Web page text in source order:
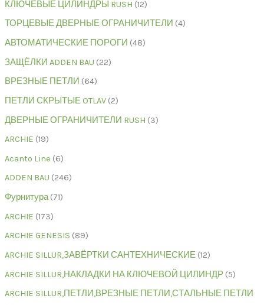
КЛЮЧЕВЫЕ ЦИЛИНДРЫ RUSH 12
ТОРЦЕВЫЕ ДВЕРНЫЕ ОГРАНИЧИТЕЛИ 4
АВТОМАТИЧЕСКИЕ ПОРОГИ 48
ЗАЩЁЛКИ ADDEN BAU 22
ВРЕЗНЫЕ ПЕТЛИ 64
ПЕТЛИ СКРЫТЫЕ OTLAV 2
ДВЕРНЫЕ ОГРАНИЧИТЕЛИ RUSH 3
ARCHIE 19
Acanto Line 6
ADDEN BAU 246
Фурнитура 71
ARCHIE 173
ARCHIE GENESIS 89
ARCHIE SILLUR,ЗАВЁРТКИ САНТЕХНИЧЕСКИЕ 12
ARCHIE SILLUR,НАКЛАДКИ НА КЛЮЧЕВОЙ ЦИЛИНДР 5
ARCHIE SILLUR,ПЕТЛИ,ВРЕЗНЫЕ ПЕТЛИ,СТАЛЬНЫЕ ПЕТЛИ